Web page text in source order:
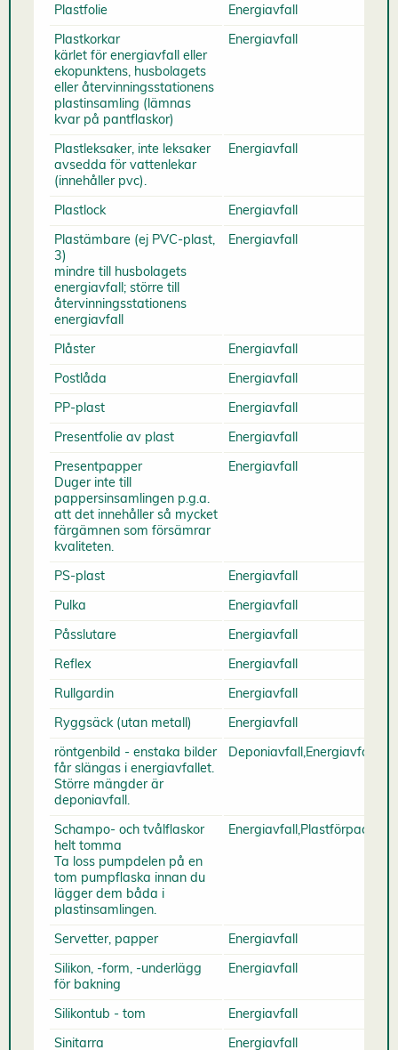
Plastfolie
Energiavfall
Plastkorkar
kärlet för energiavfall eller
ekopunktens, husbolagets
eller återvinningsstationens
plastinsamling (lämnas
kvar på pantflaskor)
Energiavfall
Plastleksaker, inte leksaker
avsedda för vattenlekar
(innehåller pvc).
Energiavfall
Plastlock
Energiavfall
Plastämbare (ej PVC-plast,
3)
mindre till husbolagets
energiavfall; större till
återvinningsstationens
energiavfall
Energiavfall
Plåster
Energiavfall
Postlåda
Energiavfall
PP-plast
Energiavfall
Presentfolie av plast
Energiavfall
Presentpapper
Duger inte till
pappersinsamlingen p.g.a.
att det innehåller så mycket
färgämnen som försämrar
kvaliteten.
Energiavfall
PS-plast
Energiavfall
Pulka
Energiavfall
Påsslutare
Energiavfall
Reflex
Energiavfall
Rullgardin
Energiavfall
Ryggsäck (utan metall)
Energiavfall
röntgenbild - enstaka bilder
får slängas i energiavfallet.
Större mängder är
deponiavfall.
Deponiavfall,Energiavfall
Schampo- och tvålflaskor
helt tomma
Ta loss pumpdelen på en
tom pumpflaska innan du
lägger dem båda i
plastinsamlingen.
Servetter, papper
Energiavfall
Silikon, -form, -underlägg
för bakning
Energiavfall
Silikontub - tom
Energiavfall
Sinitarra
Energiavfall